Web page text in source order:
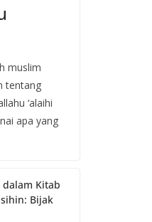
muslim
tentang
‘alaihi
apa yang
dalam Kitab
Bijak